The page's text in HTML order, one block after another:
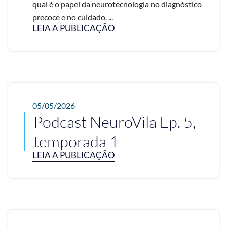
qual é o papel da neurotecnologia no diagnóstico
precoce e no cuidado. ...
LEIA A PUBLICAÇÃO
05/05/2026
Podcast NeuroVila Ep. 5,
temporada 1
LEIA A PUBLICAÇÃO